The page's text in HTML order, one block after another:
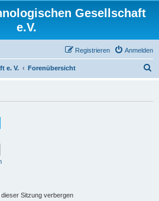
Gesellschaft
e.V.
Anmelden
Registrieren
e. V. Forenübersicht
Sitzung verbergen